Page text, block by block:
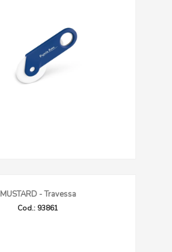
MUSTARD - Travessa
Cod.: 93861